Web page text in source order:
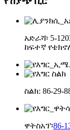
አድራሻ፡ 5-
ከፍተኛ
ስልክ: 86-29-
ዋትስአፕ፡86-